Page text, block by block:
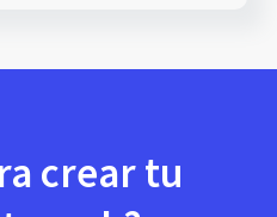
crear tu